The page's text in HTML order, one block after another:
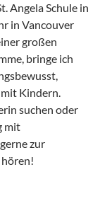
Angela Schule in
in Vancouver
großen
bringe ich
Kindern.
suchen oder
mit
zur